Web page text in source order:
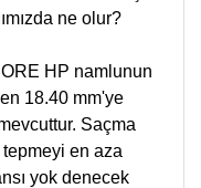
ne olur?
HP namlunun
18.40 mm'ye
Saçma
tepmeyi en aza
yok denecek